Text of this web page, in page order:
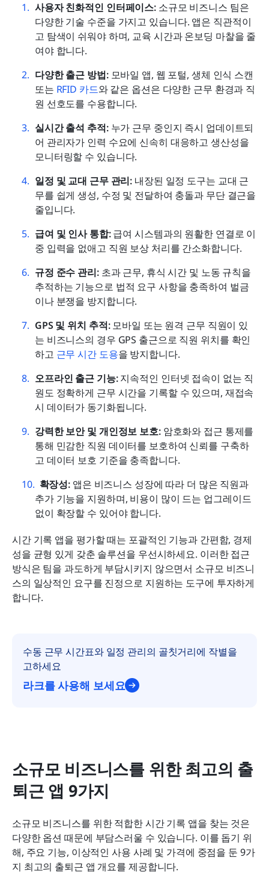
사용자 친화적인 인터페이스: 소규모 비즈니스 팀은
다양한 기술 수준을 가지고 있습니다. 앱은 직관적이
고 탐색이 쉬워야 하며, 교육 시간과 온보딩 마찰을 줄
여야 합니다.
다양한 출근 방법: 모바일 앱, 웹 포털, 생체 인식 스캔
또는 RFID 카드와 같은 옵션은 다양한 근무 환경과 직
원 선호도를 수용합니다.
실시간 출석 추적: 누가 근무 중인지 즉시 업데이트되
어 관리자가 인력 수요에 신속히 대응하고 생산성을
모니터링할 수 있습니다.
일정 및 교대 근무 관리: 내장된 일정 도구는 교대 근
무를 쉽게 생성, 수정 및 전달하여 충돌과 무단 결근을
줄입니다.
급여 및 인사 통합: 급여 시스템과의 원활한 연결로 이
중 입력을 없애고 직원 보상 처리를 간소화합니다.
규정 준수 관리: 초과 근무, 휴식 시간 및 노동 규칙을
추적하는 기능으로 법적 요구 사항을 충족하여 벌금
이나 분쟁을 방지합니다.
GPS 및 위치 추적: 모바일 또는 원격 근무 직원이 있
는 비즈니스의 경우 GPS 출근으로 직원 위치를 확인
하고 근무 시간 도용을 방지합니다.
오프라인 출근 기능: 지속적인 인터넷 접속이 없는 직
원도 정확하게 근무 시간을 기록할 수 있으며, 재접속
시 데이터가 동기화됩니다.
강력한 보안 및 개인정보 보호: 암호화와 접근 통제를
통해 민감한 직원 데이터를 보호하여 신뢰를 구축하
고 데이터 보호 기준을 충족합니다.
확장성: 앱은 비즈니스 성장에 따라 더 많은 직원과
추가 기능을 지원하며, 비용이 많이 드는 업그레이드
없이 확장할 수 있어야 합니다.
시간 기록 앱을 평가할 때는 포괄적인 기능과 간편함, 경제
성을 균형 있게 갖춘 솔루션을 우선시하세요. 이러한 접근
방식은 팀을 과도하게 부담시키지 않으면서 소규모 비즈니
스의 일상적인 요구를 진정으로 지원하는 도구에 투자하게
합니다.
수동 근무 시간표와 일정 관리의 골칫거리에 작별을
고하세요
라크를 사용해 보세요
소규모 비즈니스를 위한 최고의 출
퇴근 앱 9가지
소규모 비즈니스를 위한 적합한 시간 기록 앱을 찾는 것은
다양한 옵션 때문에 부담스러울 수 있습니다. 이를 돕기 위
해, 주요 기능, 이상적인 사용 사례 및 가격에 중점을 둔 9가
지 최고의 출퇴근 앱 개요를 제공합니다.